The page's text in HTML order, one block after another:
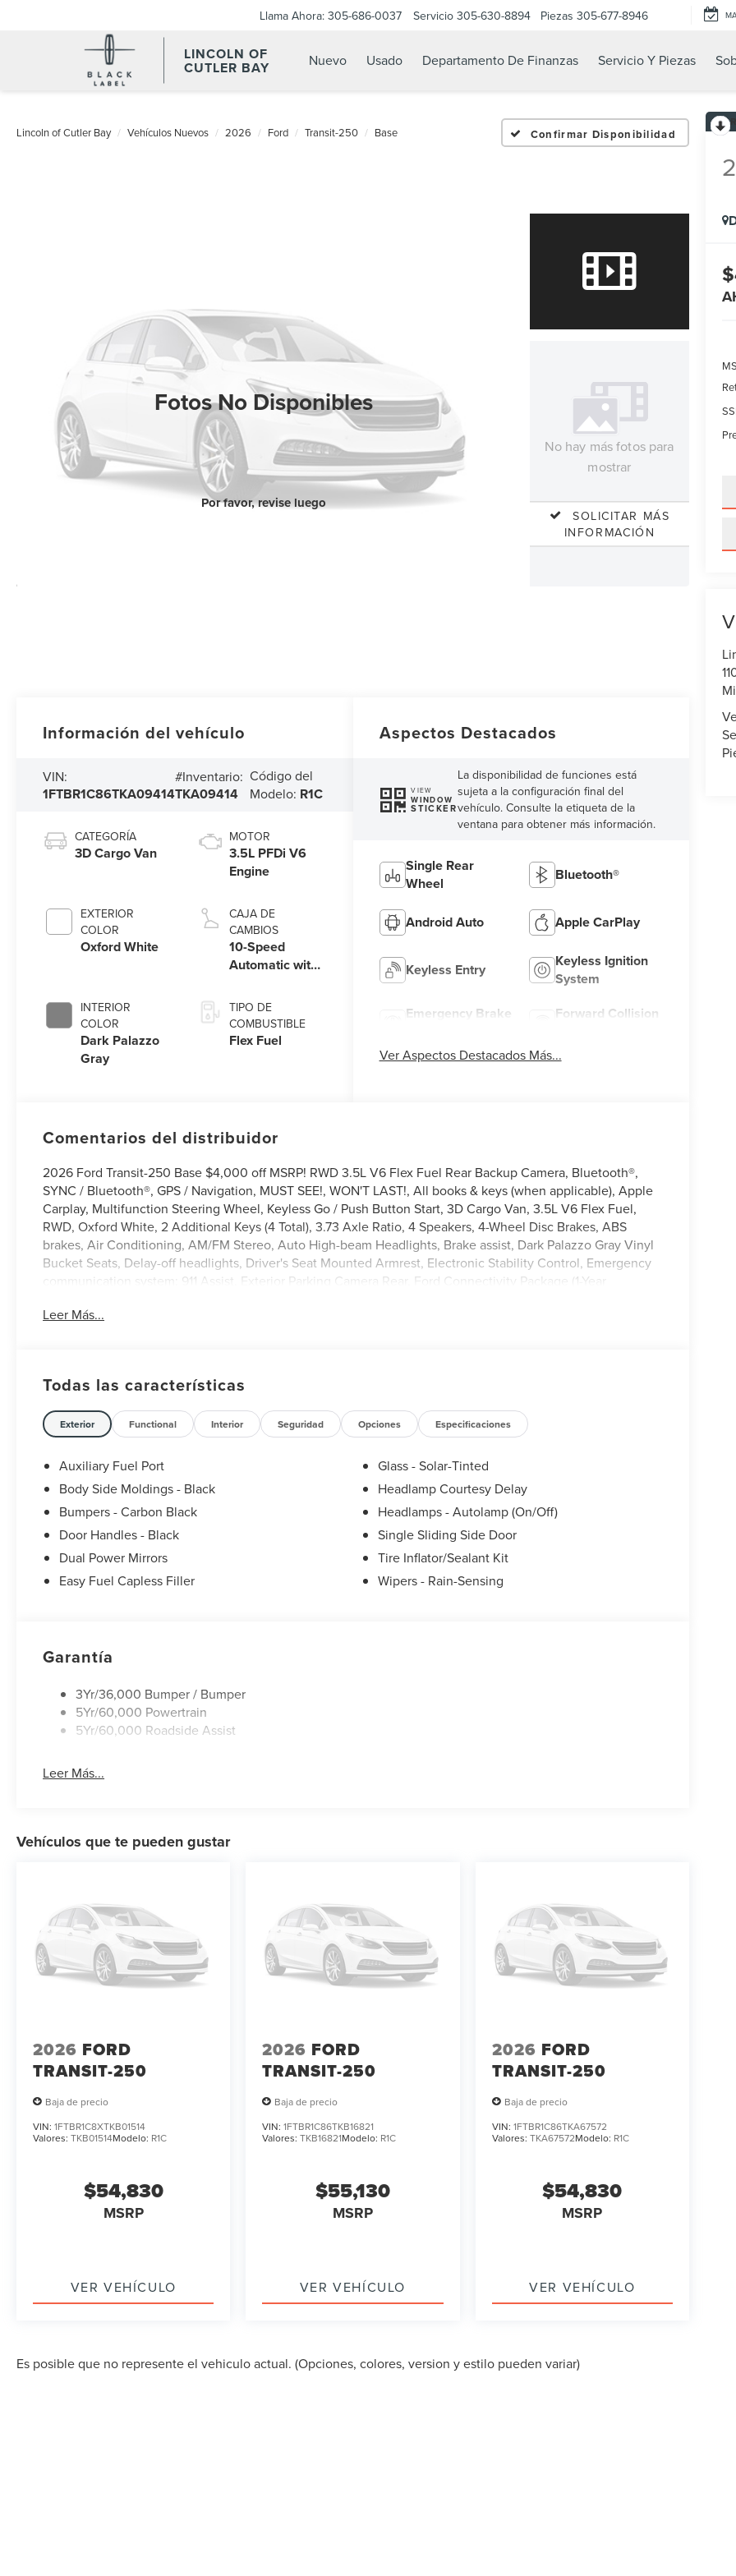
LINCOLN OF
CUTLER BAY
Llama Ahora: 305-686-0037 Servicio 305-630-8894 Piezas 305-677-8946
Nuevo Usado Departamento De Finanzas Servicio Y Piezas
Lincoln of Cutler Bay Vehículos Nuevos 2026 Ford Transit-250 Base Confirmar Disponibilidad
Fotos No Disponibles
Por favor, revise luego
No hay más fotos para
mostrar
SOLICITAR MÁS
INFORMACIÓN
Información del vehículo
VIN:
1FTBR1C86TKA09414
#Inventario:
TKA09414
Código del
Modelo: R1C
CATEGORÍA
3D Cargo Van
EXTERIOR
COLOR
Oxford White
INTERIOR
COLOR
Dark Palazzo
Gray
MOTOR
3.5L PFDi V6
Engine
CAJA DE
CAMBIOS
10-Speed
Automatic with
TIPO DE
COMBUSTIBLE
Flex Fuel
Aspectos Destacados
VIEW
WINDOW
STICKER
La disponibilidad de funciones está
sujeta a la configuración final del
vehículo. Consulte la etiqueta de la
ventana para obtener más información.
Single Rear
Wheel
Bluetooth®
Android Auto Apple CarPlay
Keyless Entry
Keyless Ignition
System
Emergency Brake
Forward Collision
Ver Aspectos Destacados Más...
Comentarios del distribuidor
2026 Ford Transit-250 Base $4,000 off MSRP! RWD 3.5L V6 Flex Fuel Rear Backup Camera, Bluetooth®,
SYNC / Bluetooth®, GPS / Navigation, MUST SEE!, WON'T LAST!, All books & keys (when applicable), Apple
Carplay, Multifunction Steering Wheel, Keyless Go / Push Button Start, 3D Cargo Van, 3.5L V6 Flex Fuel,
RWD, Oxford White, 2 Additional Keys (4 Total), 3.73 Axle Ratio, 4 Speakers, 4-Wheel Disc Brakes, ABS
brakes, Air Conditioning, AM/FM Stereo, Auto High-beam Headlights, Brake assist, Dark Palazzo Gray Vinyl
Bucket Seats, Delay-off headlights, Driver's Seat Mounted Armrest, Electronic Stability Control, Emergency
communication system: 911 Assist, Exterior Parking Camera Rear, Ford Connectivity Package (1-Year
Fully automatic headlights, Illuminated entry, Load Area Protection Package, Navigation system: Connected
Bucket Seats.
Leer Más...
Todas las características
Exterior Functional Interior Seguridad Opciones Especificaciones
Auxiliary Fuel Port
Body Side Moldings - Black
Bumpers - Carbon Black
Door Handles - Black
Dual Power Mirrors
Easy Fuel Capless Filler
Glass - Solar-Tinted
Headlamp Courtesy Delay
Headlamps - Autolamp (On/Off)
Single Sliding Side Door
Tire Inflator/Sealant Kit
Wipers - Rain-Sensing
Garantía
3Yr/36,000 Bumper / Bumper
5Yr/60,000 Powertrain
5Yr/60,000 Roadside Assist
Leer Más...
Vehículos que te pueden gustar
2026 FORD
TRANSIT-250
Baja de precio
VIN: 1FTBR1C8XTKB01514
Valores: TKB01514Modelo: R1C
$54,830
MSRP
VER VEHÍCULO
2026 FORD
TRANSIT-250
Baja de precio
VIN:1FTBR1C86TKB16821
Valores:TKB16821Modelo: R1C
$55,130
MSRP
VER VEHÍCULO
2026 FORD
TRANSIT-250
Baja de precio
VIN: 1FTBR1C86TKA67572
Valores: TKA67572Modelo: R1C
$54,830
MSRP
VER VEHÍCULO
Es posible que no represente el vehiculo actual. (Opciones, colores, version y estilo pueden variar)